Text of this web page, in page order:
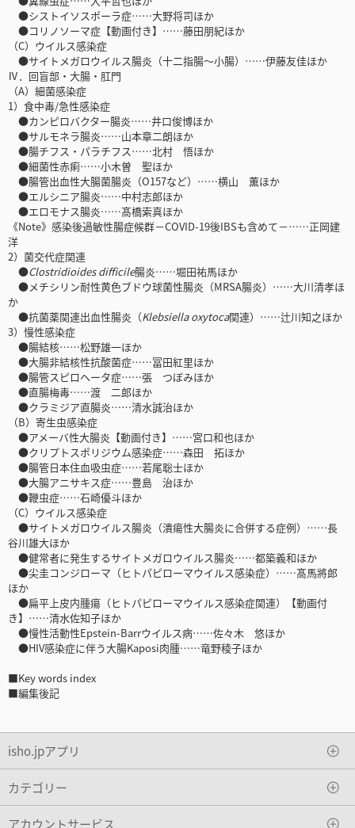
●シストイソスポーラ症……大野将司ほか
●コリノソーマ症【動画付き】……藤田朋紀ほか
（C）ウイルス感染症
●サイトメガロウイルス腸炎（十二指腸～小腸）……伊藤友佳ほか
Ⅳ．回盲部・大腸・肛門
（A）細菌感染症
1）食中毒/急性感染症
●カンピロバクター腸炎……井口俊博ほか
●サルモネラ腸炎……山本章二朗ほか
●腸チフス・パラチフス……北村 悟ほか
●細菌性赤痢……小木曽 聖ほか
●腸管出血性大腸菌腸炎（O157など）……横山 薫ほか
●エルシニア腸炎……中村志郎ほか
●エロモナス腸炎……髙橋索真ほか
《Note》感染後過敏性腸症候群－COVID-19後IBSも含めて－……正岡建
洋
2）菌交代症関連
●Clostridioides difficile腸炎……堀田祐馬ほか
●メチシリン耐性黄色ブドウ球菌性腸炎（MRSA腸炎）……大川清孝ほ
か
●抗菌薬関連出血性腸炎（Klebsiella oxytoca関連）……辻川知之ほか
3）慢性感染症
●腸結核……松野雄一ほか
●大腸非結核性抗酸菌症……冨田紅里ほか
●腸管スピロヘータ症……張 つぼみほか
●直腸梅毒……渡 二郎ほか
●クラミジア直腸炎……清水誠治ほか
（B）寄生虫感染症
●アメーバ性大腸炎【動画付き】……宮口和也ほか
●クリプトスポリジウム感染症……森田 拓ほか
●腸管日本住血吸虫症……若尾聡士ほか
●大腸アニサキス症……豊島 治ほか
●鞭虫症……石崎優斗ほか
（C）ウイルス感染症
●サイトメガロウイルス腸炎（潰瘍性大腸炎に合併する症例）……長
谷川雄大ほか
●健常者に発生するサイトメガロウイルス腸炎……都築義和ほか
●尖圭コンジローマ（ヒトパピローマウイルス感染症）……髙馬將郎
ほか
●扁平上皮内腫瘍（ヒトパピローマウイルス感染症関連）【動画付
き】……清水佐知子ほか
●慢性活動性Epstein-Barrウイルス病……佐々木 悠ほか
●HIV感染症に伴う大腸Kaposi肉腫……竜野稜子ほか
■Key words index
■編集後記
isho.jpアプリ
カテゴリー
アカウントサービス